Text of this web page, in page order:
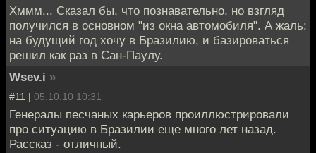
Хммм... Сказал бы, что познавательно, но взгляд
получился в основном "из окна автомобиля". А жаль:
на будущий год хочу в Бразилию, и базироваться
решил как раз в Сан-Паулу.
Wsev.i »
#11 | 05.10.10 10:31
Генералы песчаных карьеров проиллюстрировали
про ситуацию в Бразилии еще много лет назад.
Рассказ - отличный.